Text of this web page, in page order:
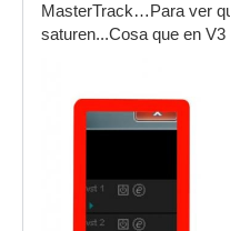
MasterTrack…Para ver
saturen...Cosa que en